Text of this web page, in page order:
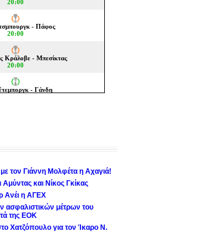
τον Γιάννη Μολφέτα η Αχαγιά!
Αμύντας και Νίκος Γκίκας
Ανέι η ΑΓΕΧ
ασφαλιστικών μέτρων του
της ΕΟΚ
Χατζόπουλο για τον Ίκαρο Ν.